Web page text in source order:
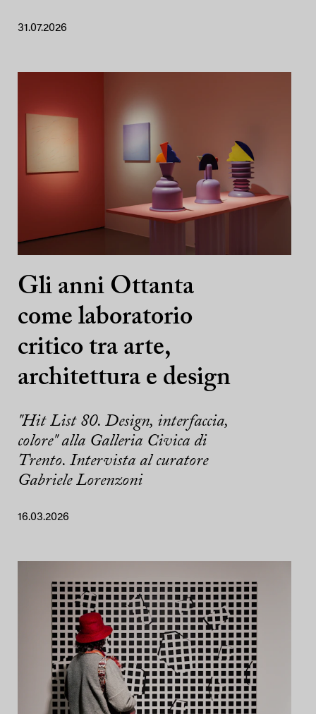
31.07.2026
Gli anni Ottanta
come laboratorio
critico tra arte,
architettura e design
"Hit List 80. Design, interfaccia,
colore" alla Galleria Civica di
Trento. Intervista al curatore
Gabriele Lorenzoni
16.03.2026